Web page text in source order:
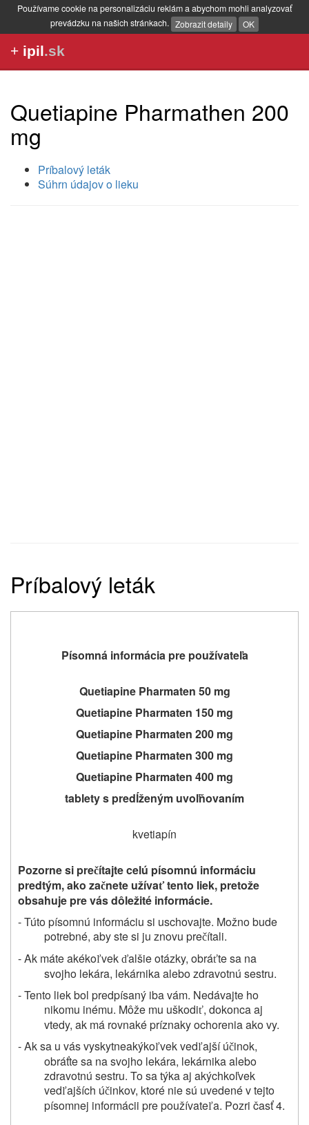
Používame cookie na personalizáciu reklám a abychom mohli analyzovať
prevádzku na našich stránkach. Zobrazit detaily OK
+ ipil.sk
Quetiapine Pharmathen 200
mg
Príbalový leták
Súhrn údajov o lieku
Príbalový leták
Písomná informácia pre používateľa
Quetiapine Pharmaten 50 mg
Quetiapine Pharmaten 150 mg
Quetiapine Pharmaten 200 mg
Quetiapine Pharmaten 300 mg
Quetiapine Pharmaten 400 mg
tablety s predĺženým uvoľňovaním
kvetiapín
Pozorne si prečítajte celú písomnú informáciu
predtým, ako začnete užívať tento liek, pretože
obsahuje pre vás dôležité informácie.
- Túto písomnú informáciu si uschovajte. Možno bude
potrebné, aby ste si ju znovu prečítali.
- Ak máte akékoľvek ďalšie otázky, obráťte sa na
svojho lekára, lekárnika alebo zdravotnú sestru.
- Tento liek bol predpísaný iba vám. Nedávajte ho
nikomu inému. Môže mu uškodiť, dokonca aj
vtedy, ak má rovnaké príznaky ochorenia ako vy.
- Ak sa u vás vyskytneakýkoľvek vedľajší účinok,
obráťte sa na svojho lekára, lekárnika alebo
zdravotnú sestru. To sa týka aj akýchkoľvek
vedľajších účinkov, ktoré nie sú uvedené v tejto
písomnej informácii pre používateľa. Pozri časť 4.